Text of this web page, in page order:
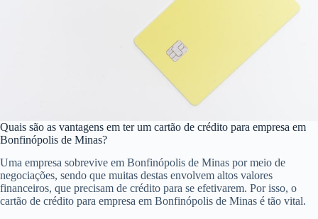
Quais são as vantagens em ter um cartão de crédito para empresa em
Bonfinópolis de Minas?
Uma empresa sobrevive em Bonfinópolis de Minas por meio de
negociações, sendo que muitas destas envolvem altos valores
financeiros, que precisam de crédito para se efetivarem. Por isso, o
cartão de crédito para empresa em Bonfinópolis de Minas é tão vital.